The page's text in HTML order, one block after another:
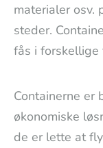
materialer osv.
steder.
fås i forskellige
Containerne er
økonomiske
de er lette at